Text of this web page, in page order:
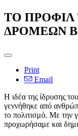
ΤΟ ΠΡΟΦΙΛ
ΔΡΟΜΕΩΝ
Print
Email
Η ιδέα της
γεννήθηκε από
το πολιτισμό. Με την
προχωρήσαμε και